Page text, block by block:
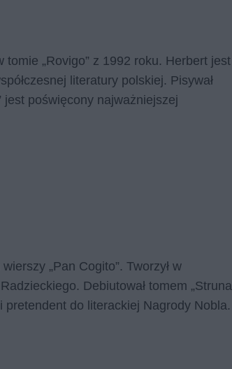
tomie „Rovigo” z 1992 roku. Herbert jest
literatury polskiej. Pisywał
jest poświęcony najważniejszej
„Pan Cogito”. Tworzył w
Debiutował tomem „Struna
pretendent do literackiej Nagrody Nobla.